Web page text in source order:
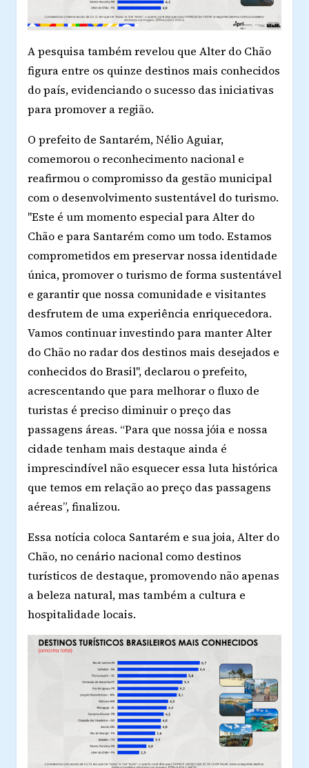
A pesquisa também revelou que Alter do Chão
figura entre os quinze destinos mais conhecidos
do país, evidenciando o sucesso das iniciativas
para promover a região.
O prefeito de Santarém, Nélio Aguiar,
comemorou o reconhecimento nacional e
reafirmou o compromisso da gestão municipal
com o desenvolvimento sustentável do turismo.
"Este é um momento especial para Alter do
Chão e para Santarém como um todo. Estamos
comprometidos em preservar nossa identidade
única, promover o turismo de forma sustentável
e garantir que nossa comunidade e visitantes
desfrutem de uma experiência enriquecedora.
Vamos continuar investindo para manter Alter
do Chão no radar dos destinos mais desejados e
conhecidos do Brasil", declarou o prefeito,
acrescentando que para melhorar o fluxo de
turistas é preciso diminuir o preço das
passagens áreas. “Para que nossa jóia e nossa
cidade tenham mais destaque ainda é
imprescindível não esquecer essa luta histórica
que temos em relação ao preço das passagens
aéreas”, finalizou.
Essa notícia coloca Santarém e sua joia, Alter do
Chão, no cenário nacional como destinos
turísticos de destaque, promovendo não apenas
a beleza natural, mas também a cultura e
hospitalidade locais.